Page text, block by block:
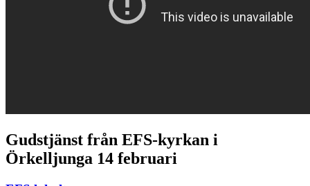
Gudstjänst från EFS-kyrkan i
Örkelljunga 14 februari